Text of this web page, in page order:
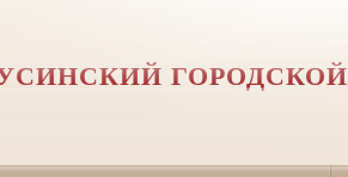
ГОРОДСКОЙ